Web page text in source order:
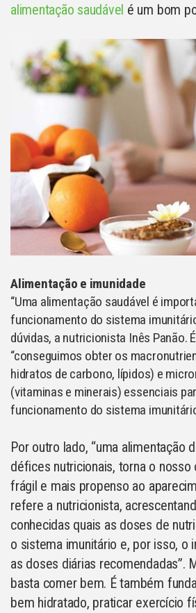
alimentação saudável é um bom
Alimentação e imunidade
“Uma alimentação saudável é
funcionamento do sistema
dúvidas, a nutricionista Inês Panão.
“conseguimos obter os
hidratos de carbono, lípidos) e
(vitaminas e minerais) essenciais
funcionamento do sistema
Por outro lado, “uma alimentação
défices nutricionais, torna o nosso
frágil e mais propenso ao
refere a nutricionista,
conhecidas quais as doses de
o sistema imunitário e, por isso, o
as doses diárias recomendadas”.
basta comer bem. É também
bem hidratado, praticar exercício